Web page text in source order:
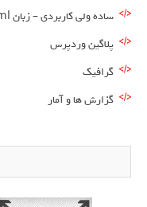
ساده ولی کاربردی – زبان Html
پلاگین وردپرس
گرافیک
گزارش ها و آمار